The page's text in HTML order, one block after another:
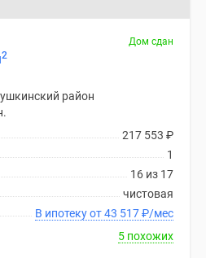
Дом сдан
2
район
217 553 ₽
1
16 из 17
чистовая
В ипотеку от 43 517₽/мес
5 похожих